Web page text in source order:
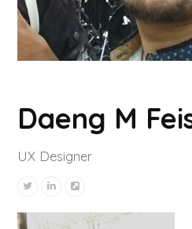
Daeng M
UX Designer